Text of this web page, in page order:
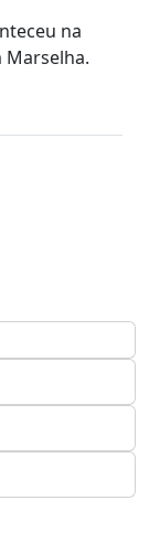
na